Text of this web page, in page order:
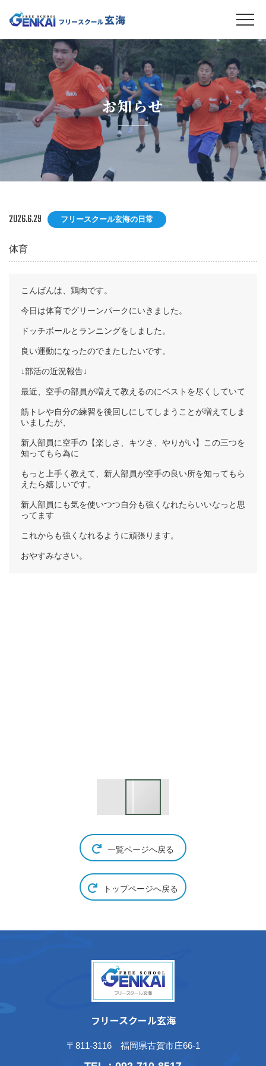
お知らせ
2026.6.29 フリースクール玄海の日常
体育
こんばんは、鶏肉です。
今日は体育でグリーンパークにいきました。
ドッチボールとランニングをしました。
良い運動になったのでまたしたいです。
↓部活の近況報告↓
最近、空手の部員が増えて教えるのにベストを尽くしていて
筋トレや自分の練習を後回しにしてしまうことが増えてしま
いましたが、
新人部員に空手の【楽しさ、キツさ、やりがい】この三つを
知ってもら為に
もっと上手く教えて、新人部員が空手の良い所を知ってもら
えたら嬉しいです。
新人部員にも気を使いつつ自分も強くなれたらいいなっと思
ってます
これからも強くなれるように頑張ります。
おやすみなさい。
一覧ページへ戻る
トップページへ戻る
フリースクール玄海
〒811-3116 福岡県古賀市庄66-1